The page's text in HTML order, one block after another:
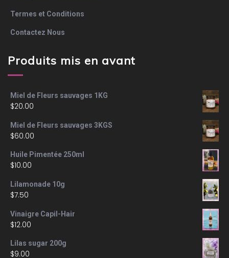
Termes et Conditions
Contactez Nous
Produits mis en avant
Miel de Fleurs sauvages 1KG
$20.00
Miel de Fleurs sauvages 3KGS
$60.00
Huile Pimentée 250ml
$10.00
Lilamonade 10g
$7.50
Vinaigre Capil-Hair
$12.00
Lilas sugar 200g
$9.00